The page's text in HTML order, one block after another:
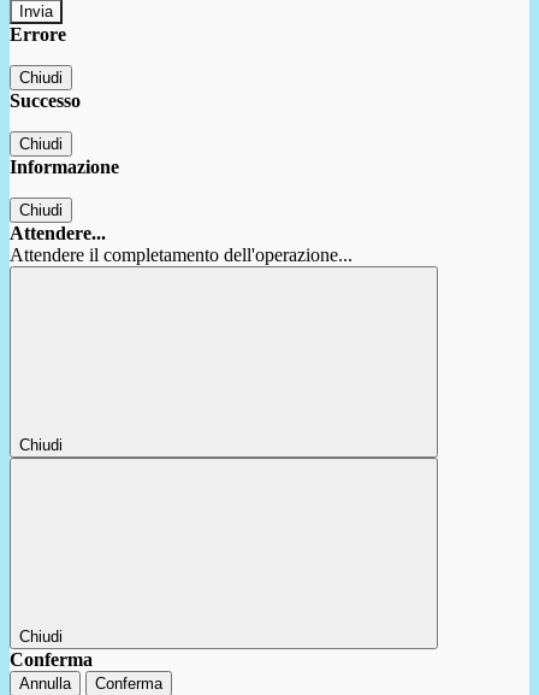
Errore
Chiudi
Successo
Chiudi
Informazione
Chiudi
Attendere...
Attendere il completamento dell'operazione...
Chiudi
Chiudi
Conferma
Annulla Conferma